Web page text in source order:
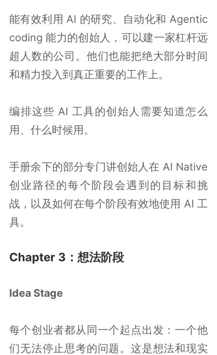
能有效利用 AI 的研究、自动化和 Agentic
coding 能力的创始人，可以建一家杠杆远
超人数的公司。他们也能把绝大部分时间
和精力投入到真正重要的工作上。
编排这些 AI 工具的创始人需要知道怎么
用、什么时候用。
手册余下的部分专门讲创始人在 AI Native
创业路径的每个阶段会遇到的目标和挑
战，以及如何在每个阶段有效地使用 AI 工
具。
Chapter 3：想法阶段
Idea Stage
每个创业者都从同一个起点出发：一个他
们无法停止思考的问题。这是想法和现实